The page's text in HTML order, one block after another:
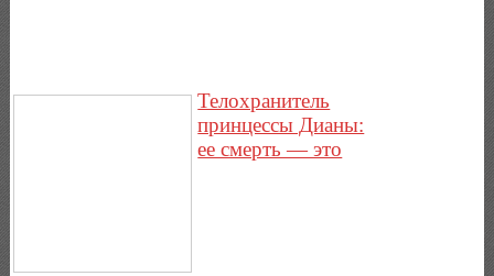
Телохранитель
принцессы Дианы:
ее смерть — это